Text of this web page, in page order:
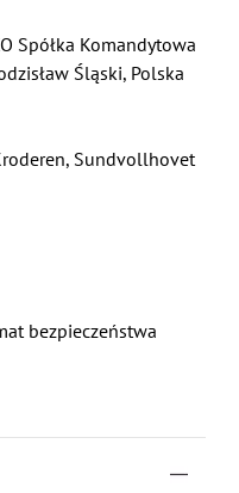
Spółka Komandytowa
Śląski, Polska
Sundvollhovet
bezpieczeństwa